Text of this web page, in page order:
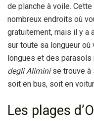
de planche à voile.
nombreux endroits où
gratuitement, mais il y a
sur toute sa longueur
longues et des parasols
degli Aliminise trouve à
soit en bus, soit en
Les plages